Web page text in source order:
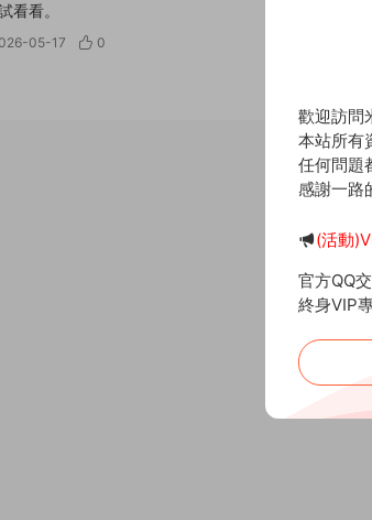
看看。
05-17 0
歡迎訪問
本站所有
任何問題
感謝一路
(活動
官方QQ
終身VIP